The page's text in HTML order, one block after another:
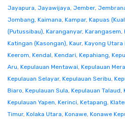
Jayapura, Jayawijaya, Jember,
Jombang, Kaimana, Kampar, Kapuas
(Putussibau), Karanganyar, Karangasem,
Katingan (Kasongan), Kaur, Kayong Utara
Keerom, Kendal, Kendari, Kepahiang,
Aru, Kepulauan Mentawai, Kepulauan
Kepulauan Selayar, Kepulauan Seribu,
Biaro, Kepulauan Sula, Kepulauan Talaud,
Kepulauan Yapen, Kerinci, Ketapang,
Timur, Kolaka Utara, Konawe, Konawe